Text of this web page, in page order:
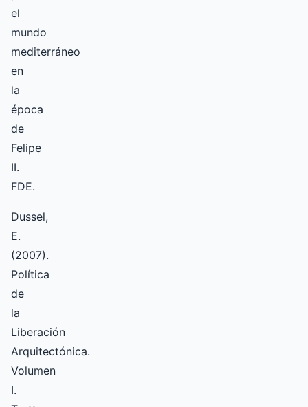
el
mundo
mediterráneo
en
la
época
de
Felipe
II.
FDE.
Dussel,
E.
(2007).
Política
de
la
Liberación
Arquitectónica.
Volumen
I.